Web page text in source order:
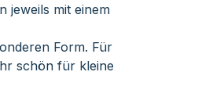
jeweils mit einem
Form. Für
schön für kleine